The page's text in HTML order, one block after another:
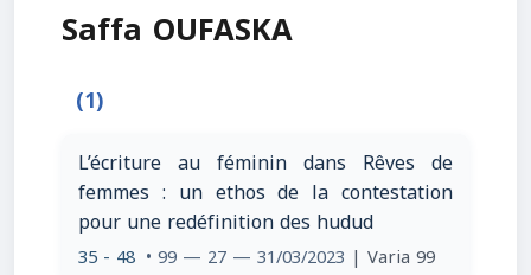
Saffa OUFASKA
(1)
L’écriture au féminin dans Rêves de
femmes : un ethos de la contestation
pour une redéfinition des hudud
35 - 48 • 99 — 27 — 31/03/2023 | Varia 99